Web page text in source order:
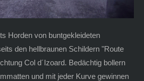
Horden von buntgekleideten
den hellbraunen Schildern "Route
Col d´Izoard. Bedächtig bollern
und mit jeder Kurve gewinnen